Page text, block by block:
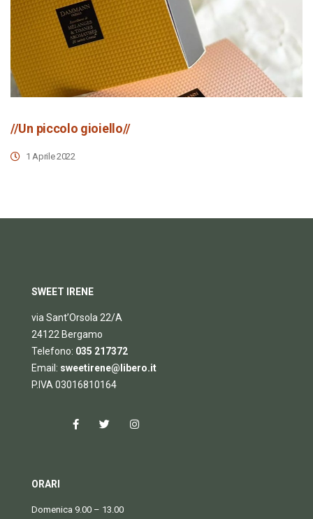
//Un piccolo gioiello//
1 Aprile 2022
SWEET IRENE
via Sant’Orsola 22/A
24122 Bergamo
Telefono: 035 217372
Email: sweetirene@libero.it
P.IVA 03016810164
ORARI
Domenica 9.00 – 13.00